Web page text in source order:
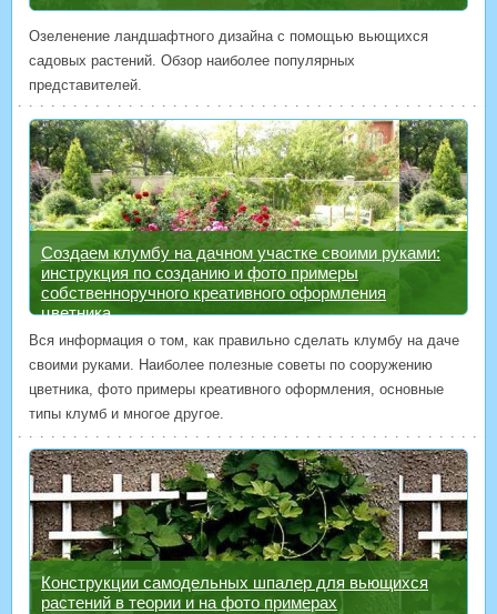
Озеленение ландшафтного дизайна с помощью вьющихся
садовых растений. Обзор наиболее популярных
представителей.
Создаем клумбу на дачном участке своими руками:
инструкция по созданию и фото примеры
собственноручного креативного оформления
цветника
Вся информация о том, как правильно сделать клумбу на даче
своими руками. Наиболее полезные советы по сооружению
цветника, фото примеры креативного оформления, основные
типы клумб и многое другое.
Конструкции самодельных шпалер для вьющихся
растений в теории и на фото примерах